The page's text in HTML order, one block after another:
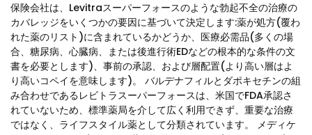
保険会社は、Levitraスーパーフォースのような勃起不全の治療の
カバレッジをいくつかの要因に基づいて決定します:薬が処方(覆わ
れた薬のリスト)に含まれているかどうか、医療必需品(多くの場
合、糖尿病、心臓病、または後進行術EDなどの根本的な条件の文
書を必要とします)、事前の承認、および層配置(より高い層はよ
り高いコペイを意味します)。 バルデナフィルとダポキセチンの組
み合わせであるレビトラスーパーフォースは、米国でFDA承認さ
れていないため、標準薬局を介して広く利用できず、重要な治療
ではなく、ライフスタイル薬として分類されています。 メディケ